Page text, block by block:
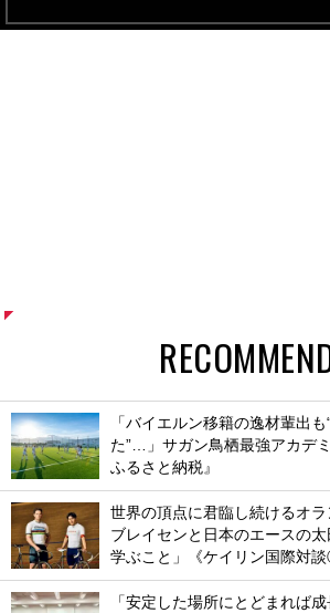
「バイエルン移籍の逸材輩出
た”…」サガン鳥栖最強アカデ
ふるさと納税』
世界の頂点に君臨し続けるオ
ブレイセンと日本のエースの
学ぶこと」《ケイリン国際対談
「安定した場所にとどまれば